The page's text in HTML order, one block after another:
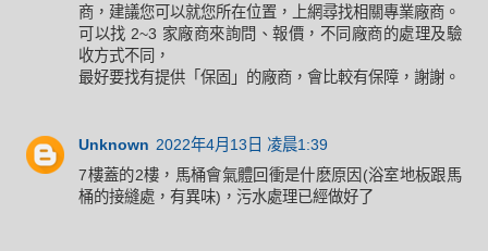
商，建議您可以就您所在位置，上網尋找相關專業廠商。
可以找 2~3 家廠商來詢問、報價，不同廠商的處理及驗
收方式不同，
最好要找有提供「保固」的廠商，會比較有保障，謝謝。
Unknown 2022年4月13日 凌晨1:39
7樓蓋的2樓，馬桶會氣體回衝是什麽原因(浴室地板跟馬
桶的接縫處，有異味)，污水處理已經做好了